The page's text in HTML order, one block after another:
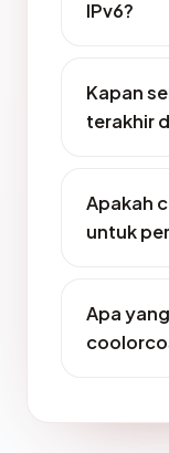
IPv6?
Kapan
terakhir
Apakah
untuk
Apa